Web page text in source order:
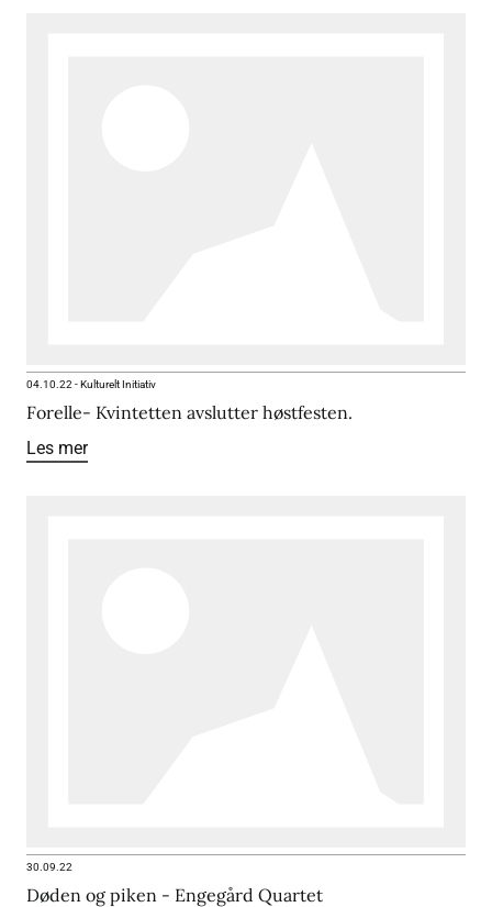
04.10.22 -Kulturelt Initiativ
Forelle- Kvintetten avslutter høstfesten.
Les mer
30.09.22
Døden og piken - Engegård Quartet